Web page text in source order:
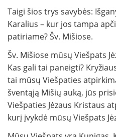
Taigi šios trys savybės:
Karalius – kur jos tampa
patiriame? Šv. Mišiose.
Šv. Mišiose mūsų Viešpats
Kas gali tai paneigti?
tai mūsų Viešpaties
šventąją Mišių auką, jūs
Viešpaties Jėzaus Kristaus
kurį įvykdė mūsų Viešpats